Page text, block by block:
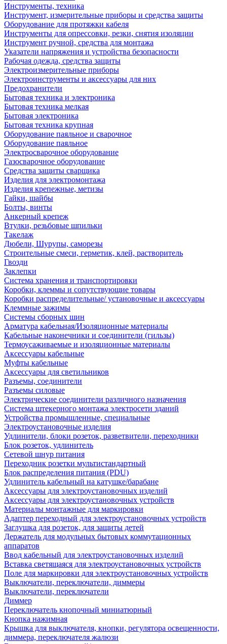
Инструменты, техника
Инструмент, измерительные приборы и средства защиты
Оборудование для протяжки кабеля
Инструменты для опрессовки, резки, снятия изоляции
Инструмент ручной, средства для монтажа
Указатели напряжения и устройства безопасности
Рабочая одежда, средства защиты
Электроизмерительные приборы
Электроинструменты и аксессуары для них
Предохранители
Бытовая техника и электроника
Бытовая техника мелкая
Бытовая электроника
Бытовая техника крупная
Оборудование паяльное и сварочное
Оборудование паяльное
Электросварочное оборудование
Газосварочное оборудование
Средства защиты сварщика
Изделия для электромонтажа
Изделия крепежные, метизы
Гайки, шайбы
Болты, винты
Анкерный крепеж
Втулки, резьбовые шпильки
Такелаж
Дюбели, Шурупы, саморезы
Строительные смеси, герметик, клей, растворитель
Гвозди
Заклепки
Система хранения и транспортировки
Коробки, клеммы и сопутствующие товары
Коробки распределительные/ установочные и аксессуары
Клеммные зажимы
Системы сборных шин
Арматура кабельная/Изоляционные материалы
Кабельные наконечники и соединители (гильзы)
Термоусаживаемые и изоляционные материалы
Аксессуары кабельные
Муфты кабельные
Аксессуары для светильников
Разъемы, соединители
Разъемы силовые
Электрические соединители различного назначения
Система штекерного монтажа электросети зданий
Устройства промышленные, специальные
Электроустановочные изделия
Удлинители, блоки розеток, разветвители, переходники
Блок розеток, удлинитель
Сетевой шнур питания
Переходник розетки мультистандартный
Блок распределения питания (PDU)
Удлинитель кабельный на катушке/барабане
Аксессуары для электроустановочных изделий
Аксессуары для электроустановочных устройств
Материалы монтажные для маркировки
Адаптер переходный для электроустановочных устройств
Заглушка для розеток, для защиты детей
Держатель для модульных бытовых коммутационных
аппаратов
Ввод кабельный для электроустановочных изделий
Вставка светящаяся для электроустановочных устройств
Поле для маркировки для электроустановочных устройств
Выключатели, переключатели, диммеры
Выключатели, переключатели
Диммер
Переключатель кнопочный миниатюрный
Кнопка нажимная
Крышка для выключателя, кнопки, регулятора освещенности,
диммера, переключателя жалюзи